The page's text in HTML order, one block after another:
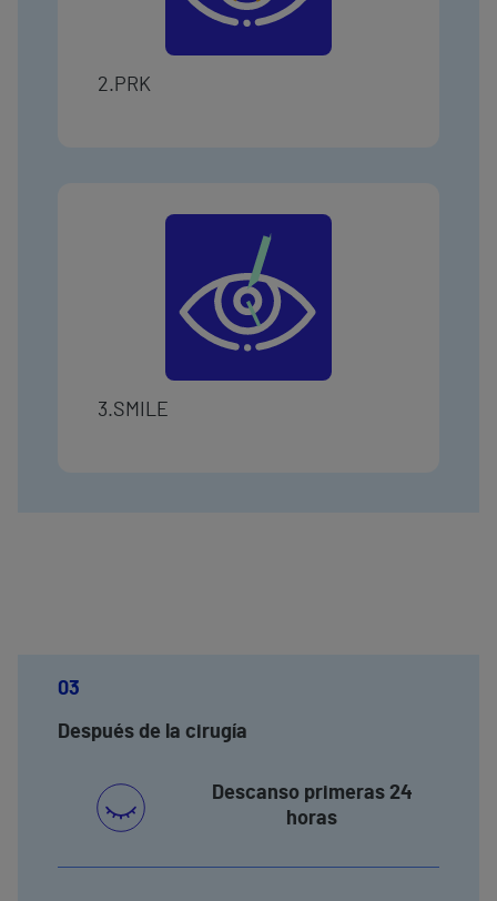
2.PRK
3.SMILE
03
Después de la cirugía
Descanso primeras 24
horas